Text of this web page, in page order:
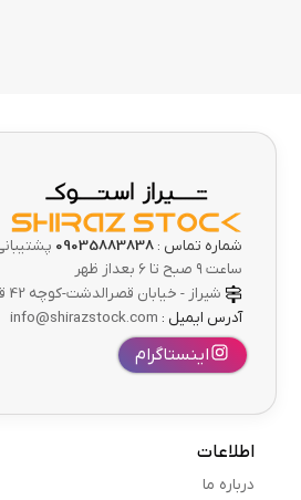
شماره تماس : 09035883838
ساعت ۹ صبح تا ۶ بعداز ظهر
شیراز - خیابان قصرالدشت-کوچه 42 قصرالدشت
آدرس ایمیل :
اینستاگرام
اطلاعات
درباره ما